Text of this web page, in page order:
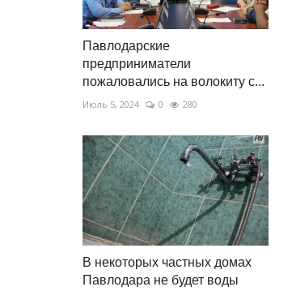
Павлодарские
предприниматели
пожаловались на волокиту с...
Июль 5, 2024 0 280
В некоторых частных домах
Павлодара не будет воды